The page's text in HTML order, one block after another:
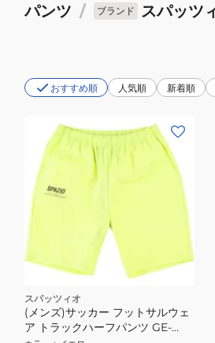
パンツ / ブランド スパッツ
おすすめ順 人気順 新着順
スパッツィオ
(メンズ)サッカー フットサルウェ
ア トラックハーフパンツ GE-